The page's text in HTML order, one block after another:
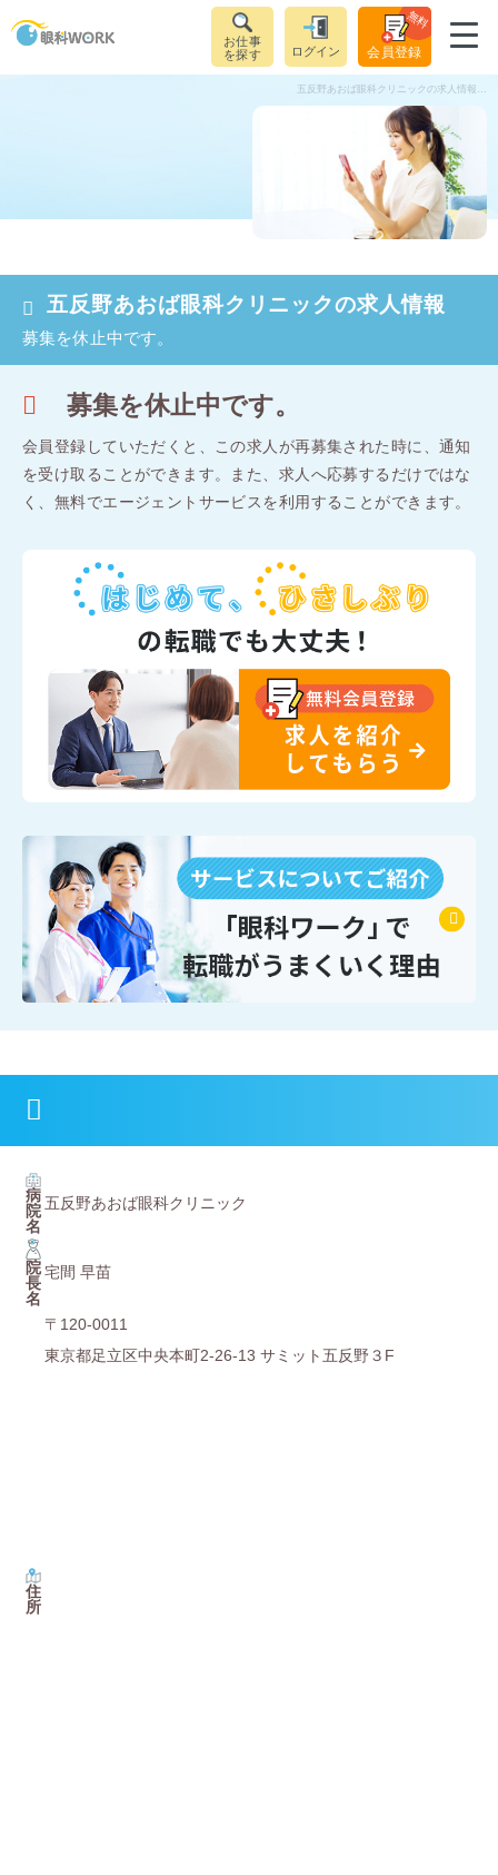
お仕事
を探す
ログイン
無料
会員登録
五反野あおば眼科クリニックの求人情報｜視能訓練士（正社員）｜東京都足立区五反野駅
五反野あおば眼科クリニックの求人情報
募集を休止中です。
募集を休止中です。
会員登録していただくと、この求人が再募集された時に、通知
を受け取ることができます。
また、求人へ応募するだけではな
く、無料でエージェントサービスを利用することができます。
病
院
名
五反野あおば眼科クリニック
院
⻑
名
宅間 早苗
住
所
〒120-0011
東京都足立区中央本町2-26-13 サミット五反野３F